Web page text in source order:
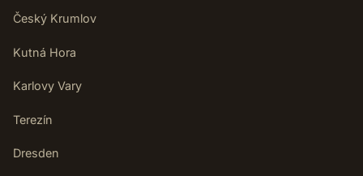
Český Krumlov
Kutná Hora
Karlovy Vary
Terezín
Dresden